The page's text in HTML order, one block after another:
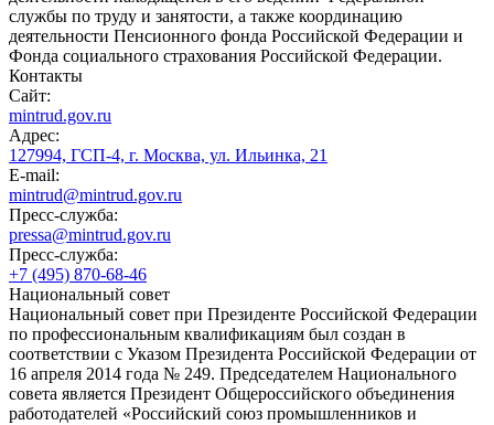
службы по труду и занятости, а также координацию
деятельности Пенсионного фонда Российской Федерации и
Фонда социального страхования Российской Федерации.
Контакты
Сайт:
mintrud.gov.ru
Адрес:
127994, ГСП-4, г. Москва, ул. Ильинка, 21
E-mail:
mintrud@mintrud.gov.ru
Пресс-служба:
pressa@mintrud.gov.ru
Пресс-служба:
+7 (495) 870-68-46
Национальный совет
Национальный совет при Президенте Российской Федерации
по профессиональным квалификациям был создан в
соответствии с Указом Президента Российской Федерации от
16 апреля 2014 года № 249. Председателем Национального
совета является Президент Общероссийского объединения
работодателей «Российский союз промышленников и